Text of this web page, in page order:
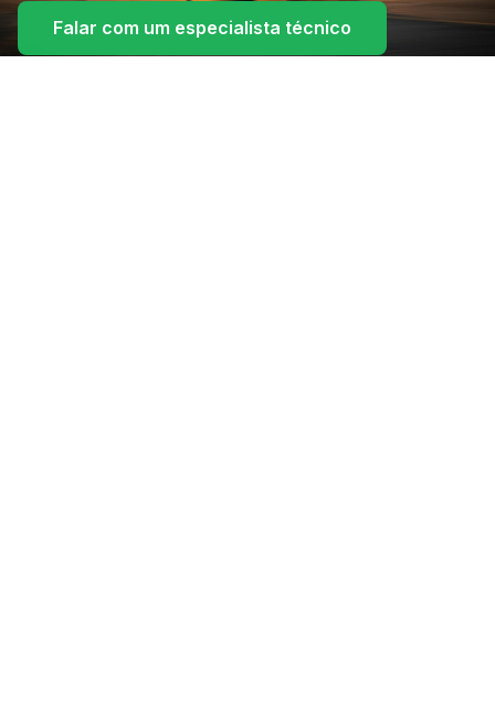
Falar com um especialista técnico